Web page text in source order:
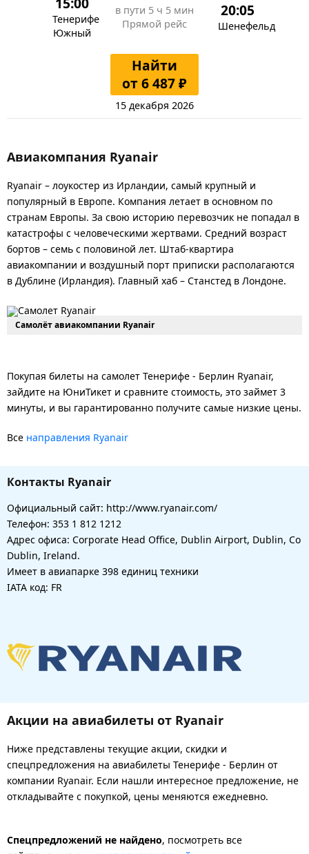
Тенерифе
Южный
в пути 5 ч 5 мин
Прямой рейс
20:05
Шенефельд
Найти
от 6 487 ₽
15 декабря 2026
Авиакомпания Ryanair
Ryanair – лоукостер из Ирландии, самый крупный и
популярный в Европе. Компания летает в основном по
странам Европы. За свою историю перевозчик не попадал в
катастрофы с человеческими жертвами. Средний возраст
бортов – семь с половиной лет. Штаб-квартира
авиакомпании и воздушный порт приписки располагаются
в Дублине (Ирландия). Главный хаб – Станстед в Лондоне.
Самолёт авиакомпании Ryanair
Покупая билеты на самолет Тенерифе - Берлин Ryanair,
зайдите на ЮниТикет и сравните стоимость, это займет 3
минуты, и вы гарантированно получите самые низкие цены.
Все направления Ryanair
Контакты Ryanair
Официальный сайт: http://www.ryanair.com/
Телефон: 353 1 812 1212
Адрес офиса: Corporate Head Office, Dublin Airport, Dublin, Co
Dublin, Ireland.
Имеет в авиапарке 398 единиц техники
IATA код: FR
Акции на авиабилеты от Ryanair
Ниже представлены текущие акции, скидки и
спецпредложения на авиабилеты Тенерифе - Берлин от
компании Ryanair. Если нашли интересное предложение, не
откладывайте с покупкой, цены меняются ежедневно.
Спецпредложений не найдено, посмотреть все